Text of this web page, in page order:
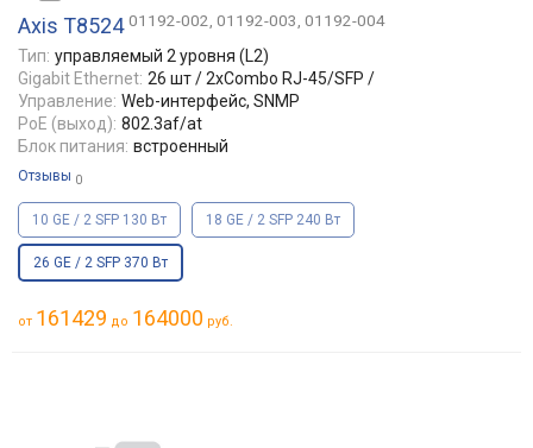
Axis T8524 01192-002, 01192-003, 01192-004
Тип: управляемый 2 уровня (L2)
Gigabit Ethernet: 26 шт / 2xCombo RJ-45/SFP /
Управление: Web-интерфейс, SNMP
PoE (выход): 802.3af/at
Блок питания: встроенный
Отзывы 0
10 GE / 2 SFP 130 Вт 18 GE / 2 SFP 240 Вт
26 GE / 2 SFP 370 Вт
от 161429 до 164000 руб.